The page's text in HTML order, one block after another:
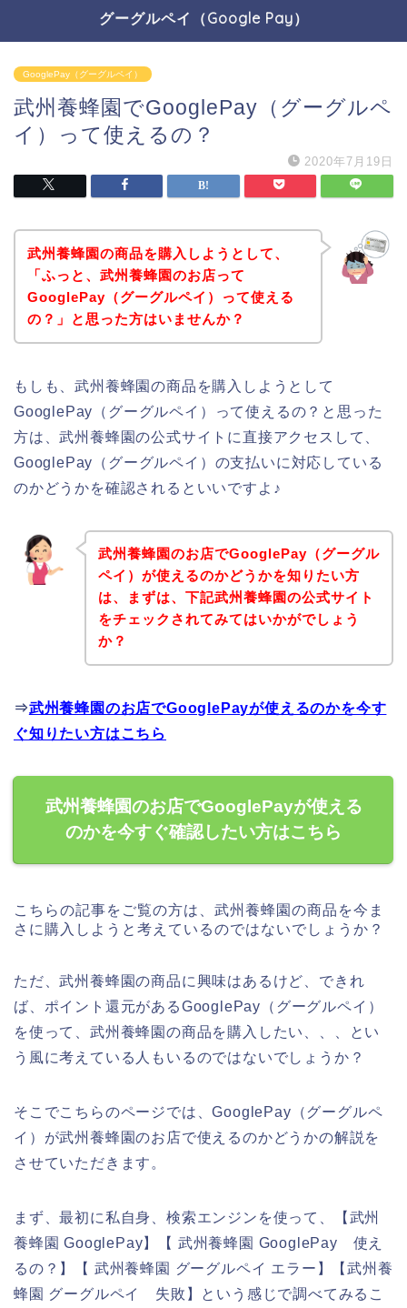
グーグルペイ（Google Pay）
GooglePay（グーグルペイ）
武州養蜂園でGooglePay（グーグルペ
イ）って使えるの？
2020年7月19日
武州養蜂園の商品を購入しようとして、
「ふっと、武州養蜂園のお店って
GooglePay（グーグルペイ）って使える
の？」と思った方はいませんか？
もしも、武州養蜂園の商品を購入しようとして
GooglePay（グーグルペイ）って使えるの？と思った
方は、武州養蜂園の公式サイトに直接アクセスして、
GooglePay（グーグルペイ）の支払いに対応している
のかどうかを確認されるといいですよ♪
武州養蜂園のお店でGooglePay（グーグル
ペイ）が使えるのかどうかを知りたい方
は、まずは、下記武州養蜂園の公式サイト
をチェックされてみてはいかがでしょう
か？
⇒武州養蜂園のお店でGooglePayが使えるのかを今す
ぐ知りたい方はこちら
武州養蜂園のお店でGooglePayが使える
のかを今すぐ確認したい方はこちら
こちらの記事をご覧の方は、武州養蜂園の商品を今ま
さに購入しようと考えているのではないでしょうか？
ただ、武州養蜂園の商品に興味はあるけど、できれ
ば、ポイント還元があるGooglePay（グーグルペイ）
を使って、武州養蜂園の商品を購入したい、、、とい
う風に考えている人もいるのではないでしょうか？
そこでこちらのページでは、GooglePay（グーグルペ
イ）が武州養蜂園のお店で使えるのかどうかの解説を
させていただきます。
まず、最初に私自身、検索エンジンを使って、【武州
養蜂園 GooglePay】【 武州養蜂園 GooglePay 使え
るの？】【 武州養蜂園 グーグルペイ エラー】【武州養
蜂園 グーグルペイ 失敗】という感じで調べてみるこ